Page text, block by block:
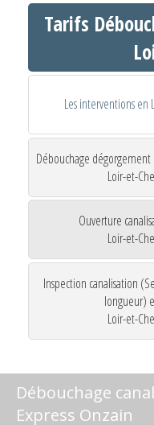
Tarifs
Les interventions en
Débouchage
Loir-et-
Ouverture
Loir-et-
Inspection canalisation
longueur)
Loir-et-
Débouchage
Express Onzain